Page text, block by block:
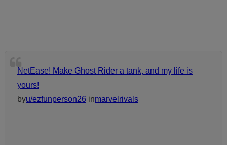
NetEase! Make Ghost Rider a tank, and my life is
yours!
byu/ezfunperson26 inmarvelrivals